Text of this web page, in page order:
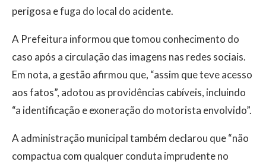
perigosa e fuga do local do acidente.
A Prefeitura informou que tomou conhecimento do
caso após a circulação das imagens nas redes sociais.
Em nota, a gestão afirmou que, “assim que teve acesso
aos fatos”, adotou as providências cabíveis, incluindo
“a identificação e exoneração do motorista envolvido”.
A administração municipal também declarou que “não
compactua com qualquer conduta imprudente no